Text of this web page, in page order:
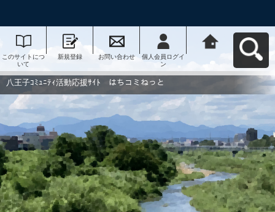
このサイトにつ
いて
新規登録 お問い合わせ
個人会員ログイ
ン
動応援ｻｲﾄ はち
コミねっとへ戻
八王子ｺﾐｭﾆﾃｨ活動応援ｻｲﾄ はちコミねっと